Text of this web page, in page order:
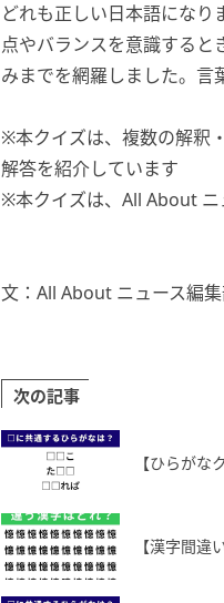
どれも正しい日本語にな
点やバランスを意識する
みまでを網羅しました。言
※本クイズは、複数の解釈
解答を紹介しています
※本クイズは、All About ニ
文：All About ニュース編
次の記事
【ひらが
【漢字間違